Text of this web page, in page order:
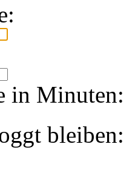
in Minuten:
bleiben: